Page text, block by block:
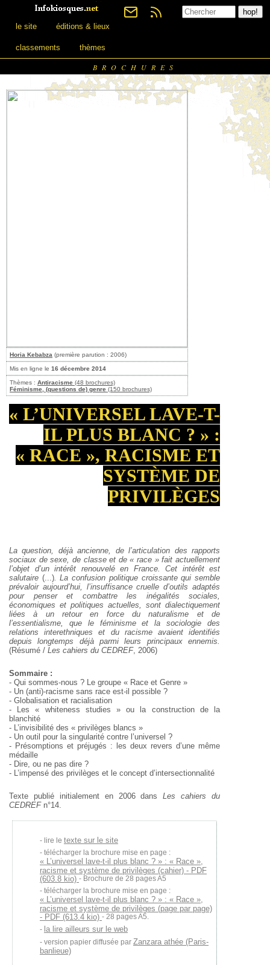
le site éditions & lieux
classements thèmes
BROCHURES
Horia Kebabza (première parution : 2006)
Mis en ligne le 16 décembre 2014
Thèmes : Antiracisme (48 brochures)
Féminisme, (questions de) genre (150 brochures)
« L’UNIVERSEL LAVE-T-
IL PLUS BLANC ? » :
« RACE », RACISME ET
SYSTÈME DE
PRIVILÈGES
La question, déjà ancienne, de l’articulation des rapports
sociaux de sexe, de classe et de « race » fait actuellement
l’objet d’un intérêt renouvelé en France. Cet intérêt est
salutaire (...). La confusion politique croissante qui semble
prévaloir aujourd’hui, l’insuffisance cruelle d’outils adaptés
pour penser et combattre les inégalités sociales,
économiques et politiques actuelles, sont dialectiquement
liées à un retour en force du naturalisme et de
l’essentialisme, que le féminisme et la sociologie des
relations interethniques et du racisme avaient identifiés
depuis longtemps déjà parmi leurs principaux ennemis.
(Résumé / Les cahiers du CEDREF, 2006)
Sommaire :
- Qui sommes-nous ? Le groupe « Race et Genre »
- Un (anti)-racisme sans race est-il possible ?
- Globalisation et racialisation
- Les « whiteness studies » ou la construction de la
blanchité
- L’invisibilité des « privilèges blancs »
- Un outil pour la singularité contre l’universel ?
- Présomptions et préjugés : les deux revers d’une même
médaille
- Dire, ou ne pas dire ?
- L’impensé des privilèges et le concept d’intersectionnalité
Texte publié initialement en 2006 dansLes cahiers du
CEDREFn°14.
lire le texte sur le site
télécharger la brochure mise en page :
« L’universel lave-t-il plus blanc ? » : « Race »,
racisme et système de privilèges (cahier) - PDF
(603.8 kio) - Brochure de 28 pages A5
télécharger la brochure mise en page :
« L’universel lave-t-il plus blanc ? » : « Race »,
racisme et système de privilèges (page par page)
- PDF (613.4 kio) - 28 pages A5.
la lire ailleurs sur le web
version papier diffusée par Zanzara athée (Paris-
banlieue)